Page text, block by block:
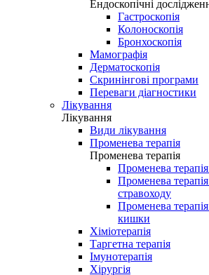
Ендоскопічні
Гастроскопія
Колоноскопія
Бронхоскопія
Мамографія
Дерматоскопія
Скринінгові програми
Переваги діагностики
Лікування
Лікування
Види лікування
Променева терапія
Променева терапія
Променева
Променева
стравоходу
Променева
кишки
Хіміотерапія
Таргетна терапія
Імунотерапія
Хірургія